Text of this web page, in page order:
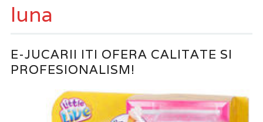
luna
E-JUCARII ITI OFERA CALITATE SI
PROFESIONALISM!